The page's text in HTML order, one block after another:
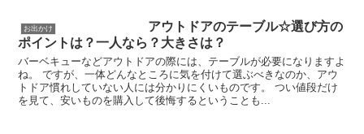
お出かけ
アウトドアのテーブル☆選び方の
ポイントは？一人なら？大きさは？
バーベキューなどアウトドアの際には、テーブルが必要になりますよ
ね。 ですが、一体どんなところに気を付けて選ぶべきなのか、アウ
トドア慣れしていない人には分かりにくいものです。 つい値段だけ
を見て、安いものを購入して後悔するということも...